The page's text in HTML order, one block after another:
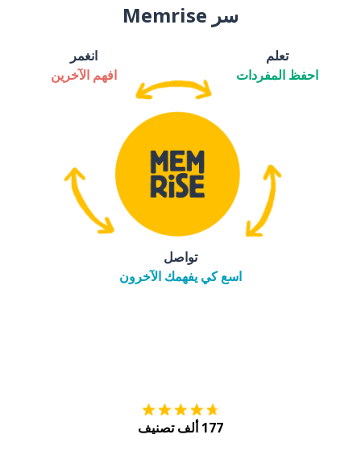
سر Memrise
تعلم
احفظ المفردات
انغمر
افهم الآخرين
تواصل
اسع كي يفهمك الآخرون
177 ألف تصنيف